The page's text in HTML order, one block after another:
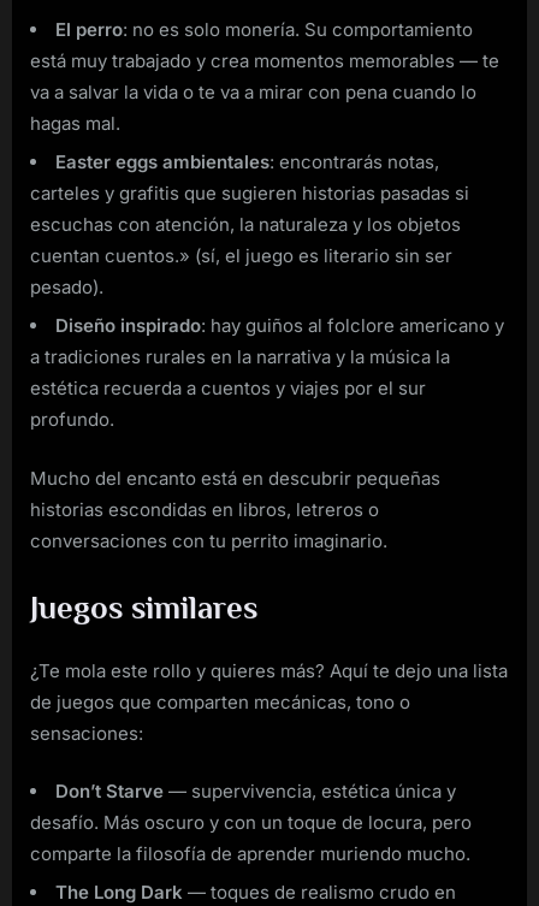
El perro: no es solo monería. Su comportamiento
está muy trabajado y crea momentos memorables — te
va a salvar la vida o te va a mirar con pena cuando lo
hagas mal.
Easter eggs ambientales: encontrarás notas,
carteles y grafitis que sugieren historias pasadas si
escuchas con atención, la naturaleza y los objetos
cuentan cuentos.» (sí, el juego es literario sin ser
pesado).
Diseño inspirado: hay guiños al folclore americano y
a tradiciones rurales en la narrativa y la música la
estética recuerda a cuentos y viajes por el sur
profundo.
Mucho del encanto está en descubrir pequeñas
historias escondidas en libros, letreros o
conversaciones con tu perrito imaginario.
Juegos similares
¿Te mola este rollo y quieres más? Aquí te dejo una lista
de juegos que comparten mecánicas, tono o
sensaciones:
Don’t Starve — supervivencia, estética única y
desafío. Más oscuro y con un toque de locura, pero
comparte la filosofía de aprender muriendo mucho.
The Long Dark — toques de realismo crudo en